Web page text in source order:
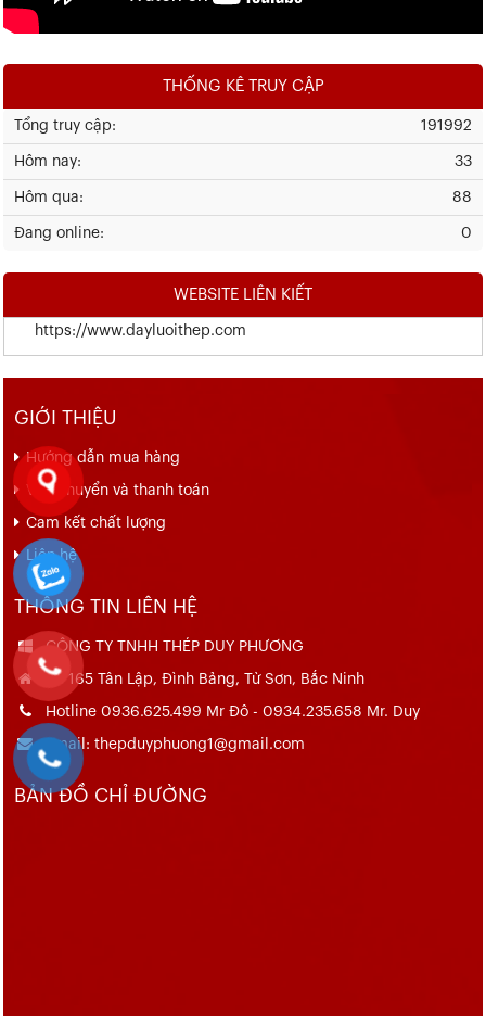
THỐNG KÊ TRUY CẬP
191992
Tổng truy cập:
33
Hôm nay:
88
Hôm qua:
0
Đang online:
WEBSITE LIÊN KIẾT
https://www.dayluoithep.com
GIỚI THIỆU
Hướng dẫn mua hàng
Vận chuyển và thanh toán
Cam kết chất lượng
Liên hệ
THÔNG TIN LIÊN HỆ
CÔNG TY TNHH THÉP DUY PHƯƠNG
Số 165 Tân Lập, Đình Bảng, Từ Sơn, Bắc Ninh
Hotline 0936.625.499 Mr Đô - 0934.235.658 Mr. Duy
Email: thepduyphuong1@gmail.com
BẢN ĐỒ CHỈ ĐƯỜNG